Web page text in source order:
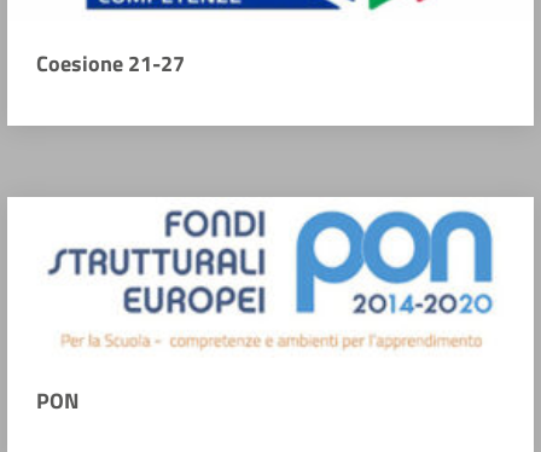
Coesione 21-27
PON